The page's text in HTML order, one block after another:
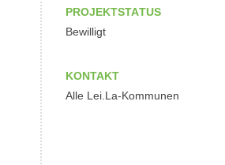
PROJEKTSTATUS
Bewilligt
KONTAKT
Alle Lei.La-Kommunen